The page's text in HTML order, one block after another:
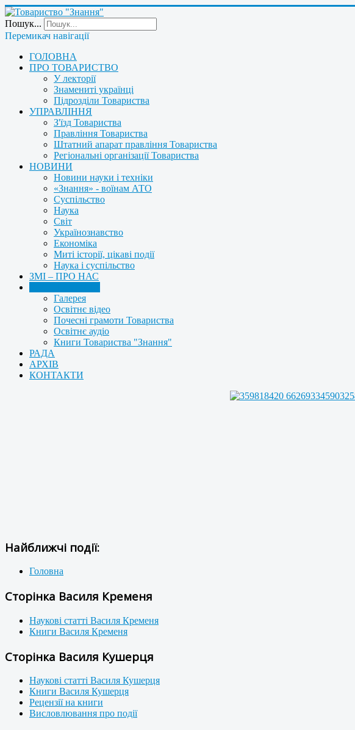
Пошук...
Перемикач навігації
ГОЛОВНА
ПРО ТОВАРИСТВО
У лекторії
Знамениті українці
Підрозділи Товариства
УПРАВЛІННЯ
З'їзд Товариства
Правління Товариства
Штатний апарат правління Товариства
Регіональні організації Товариства
НОВИНИ
Новини науки і техніки
«Знання» - воїнам АТО
Суспільство
Наука
Світ
Українознавство
Економіка
Миті історії, цікаві події
Наука і суспільство
ЗМІ – ПРО НАС
Галерея
Освітнє відео
Почесні грамоти Товариства
Освітнє аудіо
Книги Товариства "Знання"
РАДА
АРХІВ
КОНТАКТИ
Найближчі події:
Головна
Сторінка Василя Кременя
Наукові статті Василя Кременя
Книги Василя Кременя
Сторінка Василя Кушерця
Наукові статті Василя Кушерця
Книги Василя Кушерця
Рецензії на книги
Висловлювання про події